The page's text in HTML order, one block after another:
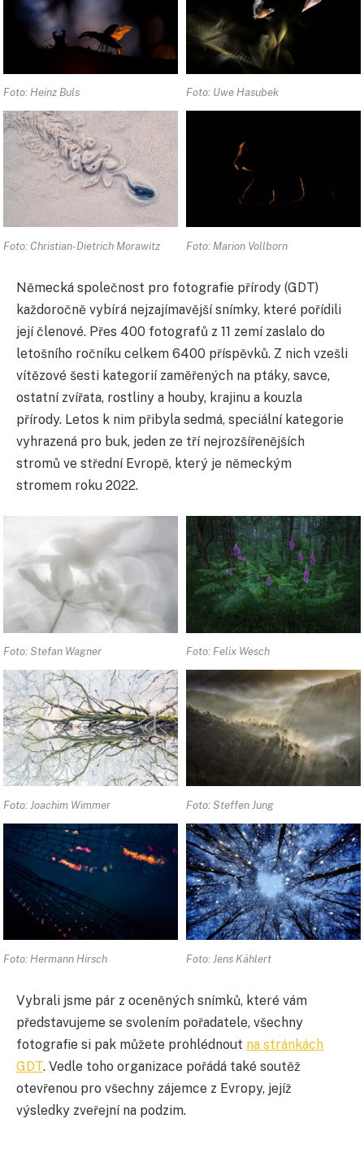
Foto: Heinz Buls Foto: Uwe Hasubek
Foto: Christian-Dietrich Morawitz Foto: Marion Vollborn
Německá společnost pro fotografie přírody (GDT)
každoročně vybírá nejzajímavější snímky, které pořídili
její členové. Přes 400 fotografů z 11 zemí zaslalo do
letošního ročníku celkem 6400 příspěvků. Z nich vzešli
vítězové šesti kategorií zaměřených na ptáky, savce,
ostatní zvířata, rostliny a houby, krajinu a kouzla
přírody. Letos k nim přibyla sedmá, speciální kategorie
vyhrazená pro buk, jeden ze tří nejrozšířenějších
stromů ve střední Evropě, který je německým
stromem roku 2022.
Foto: Stefan Wagner Foto: Felix Wesch
Foto: Joachim Wimmer Foto: Steffen Jung
Foto: Hermann Hirsch Foto: Jens Kählert
Vybrali jsme pár z oceněných snímků, které vám
představujeme se svolením pořadatele, všechny
fotografie si pak můžete prohlédnout na stránkách
GDT. Vedle toho organizace pořádá také soutěž
otevřenou pro všechny zájemce z Evropy, jejíž
výsledky zveřejní na podzim.